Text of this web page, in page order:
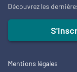
Découvrez les
Mentions légales